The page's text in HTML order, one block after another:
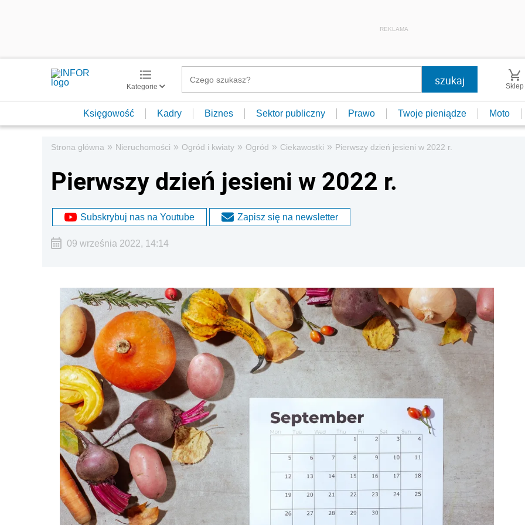
REKLAMA
Kategorie Sklep
Księgowość Kadry Biznes Sektor publiczny Prawo Twoje pieniądze Moto
Strona główna » Nieruchomości » Ogród i kwiaty » Ogród » Ciekawostki » Pierwszy dzień jesieni w 2022 r.
Pierwszy dzień jesieni w 2022 r.
Subskrybuj nas na Youtube Zapisz się na newsletter
09 września 2022, 14:14